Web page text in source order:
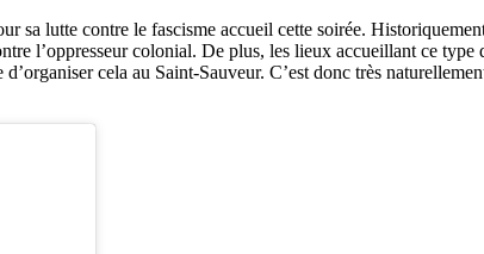
sa lutte contre le fascisme accueil cette soirée.
l’oppresseur colonial. De plus, les lieux accueillant ce type
cela au Saint-Sauveur. C’est donc très